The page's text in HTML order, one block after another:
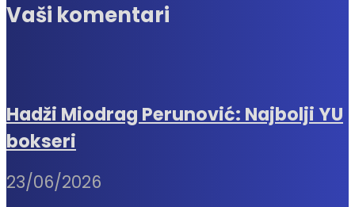
Vaši komentari
Hadži Miodrag Perunović: Najbolji YU
bokseri
23/06/2026